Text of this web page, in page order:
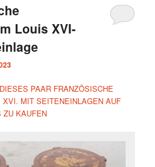
Louis XVI-
PAAR FRANZÖSISCHE
XVI. MIT SEITENEINLAGEN AUF
ZU KAUFEN